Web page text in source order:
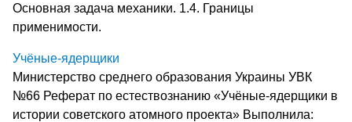
Основная задача механики. 1.4. Границы
применимости.
Учёные-ядерщики
Министерство среднего образования Украины УВК
№66 Реферат по естествознанию «Учёные-ядерщики в
истории советского атомного проекта» Выполнила: